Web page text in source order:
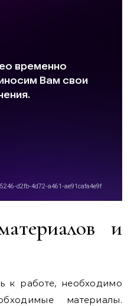
и
к работе, необходимо
материалы.